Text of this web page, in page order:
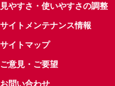
見やすさ・使いやすさの調整
サイトメンテナンス情報
サイトマップ
ご意見・ご要望
お問い合わせ